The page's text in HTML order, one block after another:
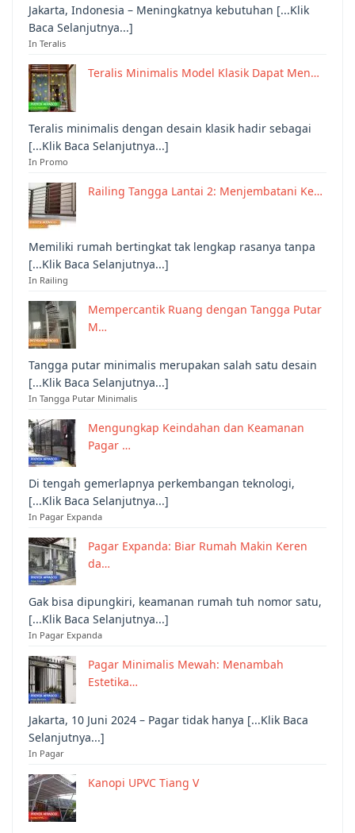
Jakarta, Indonesia – Meningkatnya kebutuhan [...Klik
Baca Selanjutnya...]
In Teralis
Teralis Minimalis Model Klasik Dapat Men…
Teralis minimalis dengan desain klasik hadir sebagai
[...Klik Baca Selanjutnya...]
In Promo
Railing Tangga Lantai 2: Menjembatani Ke…
Memiliki rumah bertingkat tak lengkap rasanya tanpa
[...Klik Baca Selanjutnya...]
In Railing
Mempercantik Ruang dengan Tangga Putar
M…
Tangga putar minimalis merupakan salah satu desain
[...Klik Baca Selanjutnya...]
In Tangga Putar Minimalis
Mengungkap Keindahan dan Keamanan
Pagar …
Di tengah gemerlapnya perkembangan teknologi,
[...Klik Baca Selanjutnya...]
In Pagar Expanda
Pagar Expanda: Biar Rumah Makin Keren
da…
Gak bisa dipungkiri, keamanan rumah tuh nomor satu,
[...Klik Baca Selanjutnya...]
In Pagar Expanda
Pagar Minimalis Mewah: Menambah
Estetika…
Jakarta, 10 Juni 2024 – Pagar tidak hanya [...Klik Baca
Selanjutnya...]
In Pagar
Kanopi UPVC Tiang V